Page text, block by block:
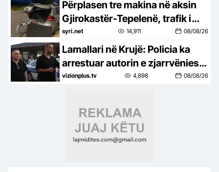
Përplasen tre makina në aksin
Gjirokastër-Tepelenë, trafik i
rënduar
syri.net 14,911 08/08/26
Lamallari në Krujë: Policia ka
arrestuar autorin e zjarrvënies
së qëllimshme
vizionplus.tv 4,898 08/08/26